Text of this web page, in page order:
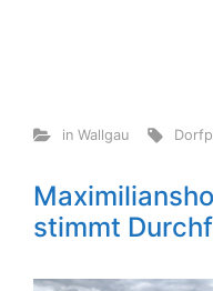
in Wallgau
stimmt